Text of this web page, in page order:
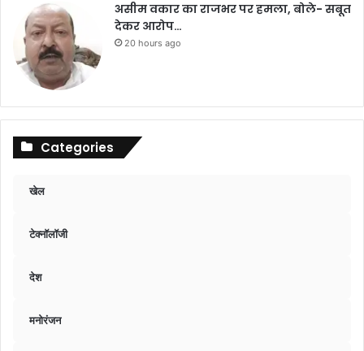
असीम वकार का राजभर पर हमला, बोले- सबूत
देकर आरोप…
20 hours ago
Categories
खेल
टेक्नॉलॉजी
देश
मनोरंजन